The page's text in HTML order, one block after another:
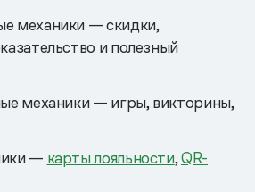
механики — скидки,
и полезный
механики — игры, викторины,
— карты лояльности,QR-